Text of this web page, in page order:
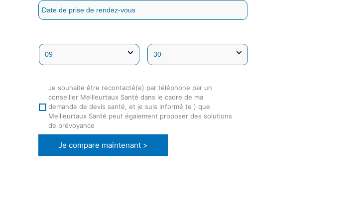
Je souhaite être recontacté(e) par téléphone par un
conseiller Meilleurtaux Santé dans le cadre de ma
demande de devis santé, et je suis informé (e ) que
Meilleurtaux Santé peut également proposer des solutions
de prévoyance
Je compare maintenant >